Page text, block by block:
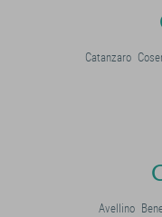
Catanzaro
Avellino